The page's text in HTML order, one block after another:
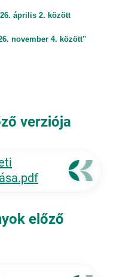
április 2. között
november 4. között”
verziója
előző